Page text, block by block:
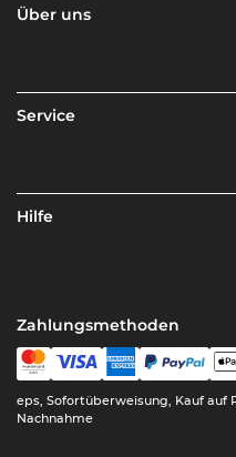
Über uns
Service
Hilfe
Zahlungsmethoden
eps, Sofortüberweisung, Kauf auf
Nachnahme